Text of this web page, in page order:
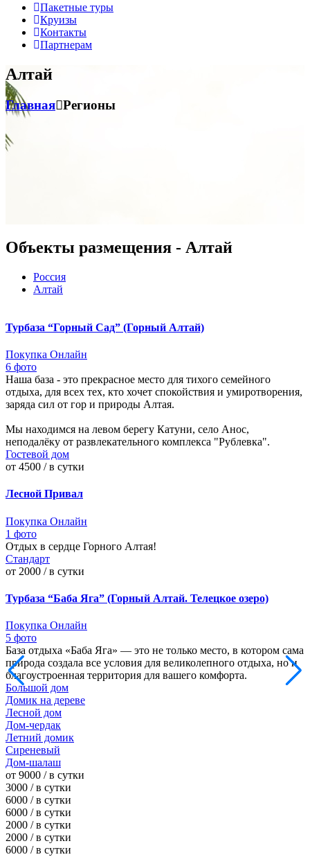
Пакетные туры
Круизы
Контакты
Партнерам
Алтай
Главная Регионы
Объекты размещения - Алтай
Россия
Алтай
Турбаза “Горный Сад” (Горный Алтай)
Покупка Онлайн
6 фото
Наша база - это прекрасное место для тихого семейного
отдыха, для всех тех, кто хочет спокойствия и умиротворения,
заряда сил от гор и природы Алтая.
Мы находимся на левом берегу Катуни, село Анос,
неподалёку от развлекательного комплекса "Рублевка".
Гостевой дом
от 4500 / в сутки
Лесной Привал
Покупка Онлайн
1 фото
Отдых в сердце Горного Алтая!
Стандарт
от 2000 / в сутки
Турбаза “Баба Яга” (Горный Алтай. Телецкое озеро)
Покупка Онлайн
5 фото
База отдыха «Баба Яга» — это не только место, в котором сама
природа создала все условия для великолепного отдыха, но и
благоустроенная территория для вашего комфорта.
Большой дом
Домик на дереве
Лесной дом
Дом-чердак
Летний домик
Сиреневый
Дом-шалаш
от 9000 / в сутки
3000 / в сутки
6000 / в сутки
6000 / в сутки
2000 / в сутки
2000 / в сутки
6000 / в сутки